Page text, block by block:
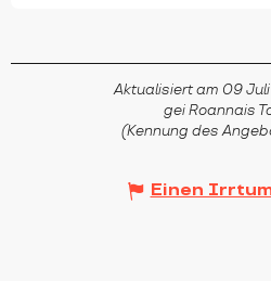
Aktualisiert am 09 Juli
gei Roannais
(Kennung des
Einen